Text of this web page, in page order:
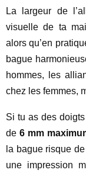
La largeur de
visuelle de ta
alors qu’en
bague
hommes, les
chez les femmes,
Si tu as des
de 6 mm
la bague risque
une impression